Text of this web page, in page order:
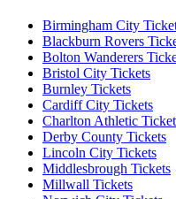
Birmingham City
Blackburn Rovers
Bolton Wanderers
Bristol City Tickets
Burnley Tickets
Cardiff City Tickets
Charlton Athletic
Derby County Tickets
Lincoln City Tickets
Middlesbrough Tickets
Millwall Tickets